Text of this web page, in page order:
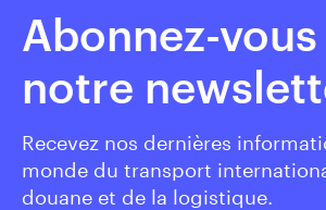
Abonnez-vous
notre
Recevez nos dernières
monde du transport
douane et de la logistique.